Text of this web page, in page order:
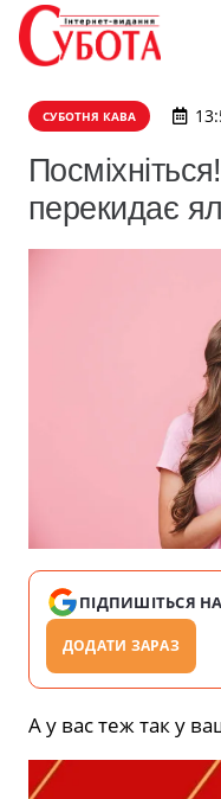
СУБОТНЯ КАВА
перекидає
ПІДПИШІТЬСЯ НА
ДОДАТИ ЗАРАЗ
А у вас теж так у